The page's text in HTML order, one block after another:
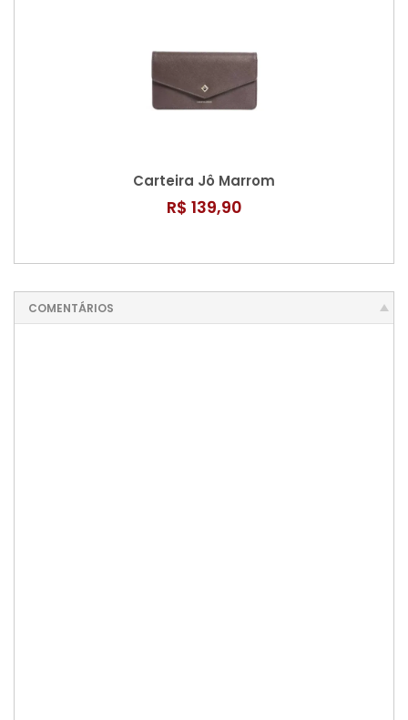
Carteira Jô Marrom
R$ 139,90
COMENTÁRIOS